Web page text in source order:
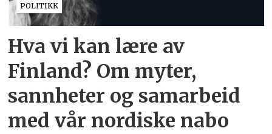
POLITIKK
Hva vi kan lære av
Finland? Om myter,
sannheter og samarbeid
med vår nordiske nabo